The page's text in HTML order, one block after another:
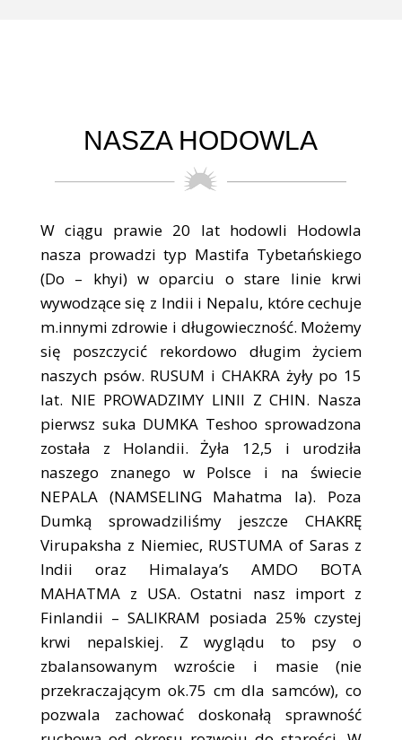
NASZA HODOWLA
W ciągu prawie 20 lat hodowli Hodowla
nasza prowadzi typ Mastifa Tybetańskiego
(Do – khyi) w oparciu o stare linie krwi
wywodzące się z Indii i Nepalu, które cechuje
m.innymi zdrowie i długowieczność. Możemy
się poszczycić rekordowo długim życiem
naszych psów. RUSUM i CHAKRA żyły po 15
lat. NIE PROWADZIMY LINII Z CHIN. Nasza
pierwsz suka DUMKA Teshoo sprowadzona
została z Holandii. Żyła 12,5 i urodziła
naszego znanego w Polsce i na świecie
NEPALA (NAMSELING Mahatma la). Poza
Dumką sprowadziliśmy jeszcze CHAKRĘ
Virupaksha z Niemiec, RUSTUMA of Saras z
Indii oraz Himalaya’s AMDO BOTA
MAHATMA z USA. Ostatni nasz import z
Finlandii – SALIKRAM posiada 25% czystej
krwi nepalskiej. Z wyglądu to psy o
zbalansowanym wzroście i masie (nie
przekraczającym ok.75 cm dla samców), co
pozwala zachować doskonałą sprawność